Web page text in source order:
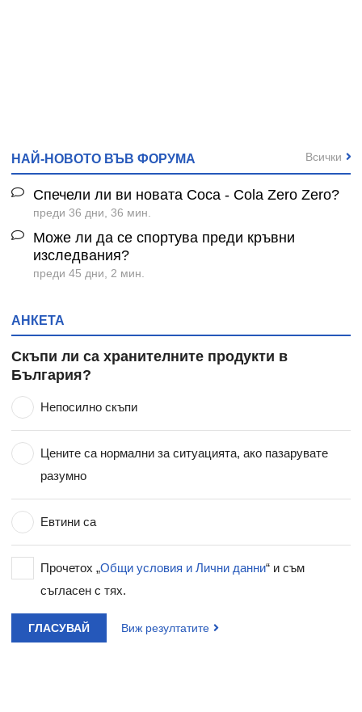
НАЙ-НОВОТО ВЪВ ФОРУМА
Спечели ли ви новата Coca - Cola Zero Zero?
преди 36 дни, 36 мин.
Може ли да се спортува преди кръвни
изследвания?
преди 45 дни, 2 мин.
Всички
АНКЕТА
Скъпи ли са хранителните продукти в
България?
Непосилно скъпи
Цените са нормални за ситуацията, ако пазарувате
разумно
Евтини са
Прочетох „Общи условия и Лични данни“ и съм
съгласен с тях.
ГЛАСУВАЙ Виж резултатите